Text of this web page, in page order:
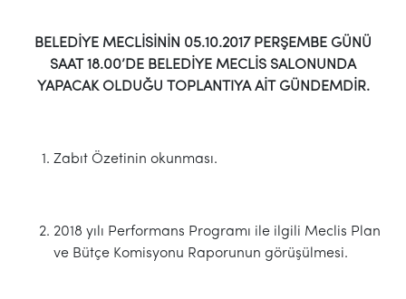
BELEDİYE MECLİSİNİN 05.10.2017 PERŞEMBE GÜNÜ
SAAT 18.00’DE BELEDİYE MECLİS SALONUNDA
YAPACAK OLDUĞU TOPLANTIYA AİT GÜNDEMDİR.
Zabıt Özetinin okunması.
2018 yılı Performans Programı ile ilgili Meclis Plan
ve Bütçe Komisyonu Raporunun görüşülmesi.